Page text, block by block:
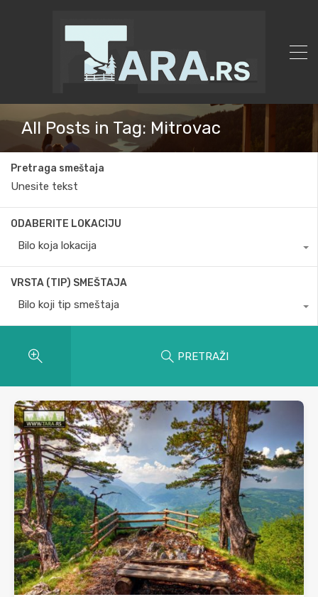
All Posts in Tag: Mitrovac
Pretraga smeštaja
ODABERITE LOKACIJU
Bilo koja lokacija
VRSTA (TIP) SMEŠTAJA
Bilo koji tip smeštaja
PRETRAŽI